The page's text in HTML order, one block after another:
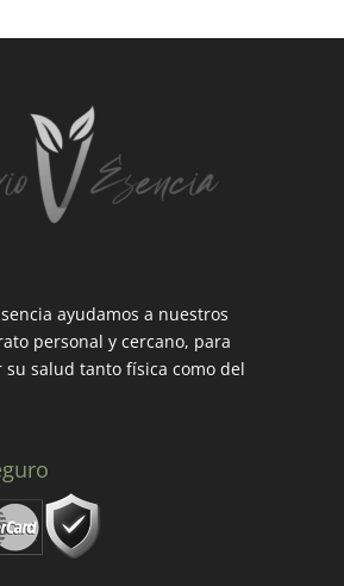
ayudamos a nuestros
personal y cercano, para
salud tanto física como del